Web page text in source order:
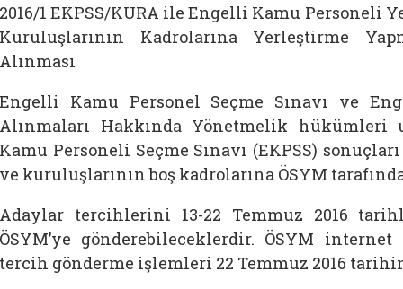
2016/1 EKPSS/KURA ile Engelli Kamu Personeli
Kuruluşlarının Kadrolarına Yerleştirme
Alınması
Engelli Kamu Personel Seçme Sınavı ve
Alınmaları Hakkında Yönetmelik hükümleri
Kamu Personeli Seçme Sınavı (EKPSS)
ve kuruluşlarının boş kadrolarına ÖSYM
Adaylar tercihlerini 13-22 Temmuz 2016
ÖSYM’ye gönderebileceklerdir. ÖSYM
tercih gönderme işlemleri 22 Temmuz 2016